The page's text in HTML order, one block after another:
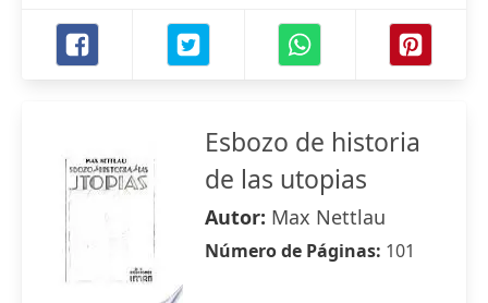
Esbozo de historia
de las utopias
Autor: Max Nettlau
Número de Páginas: 101